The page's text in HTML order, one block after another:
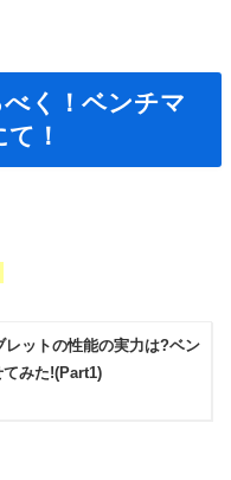
く！ベンチマ
！
レットの性能の実力は?ベン
みた!(Part1)